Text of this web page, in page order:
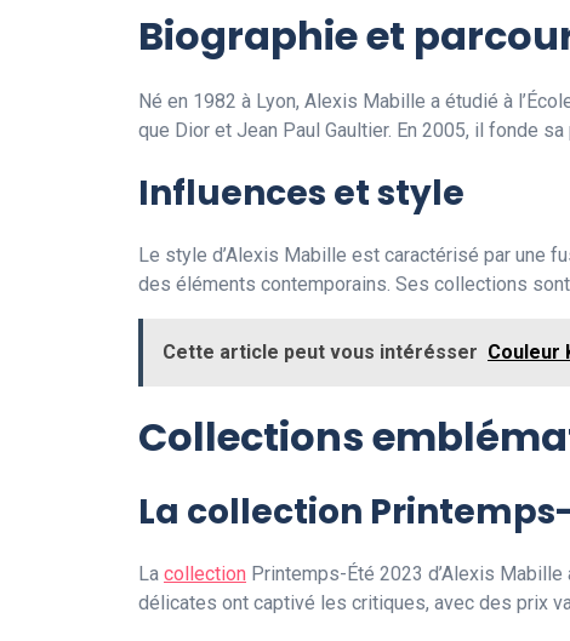
Biographie et
Né en 1982 à Lyon, Alexis Mabille a étudié à
que Dior et Jean Paul Gaultier. En 2005, il fonde
Influences et style
Le style d’Alexis Mabille est caractérisé par une
des éléments contemporains. Ses collections
Cette article peut vous intérésser Couleur
Collections
La collection Printemps-
La collection Printemps-Été 2023 d’Alexis
délicates ont captivé les critiques, avec des prix